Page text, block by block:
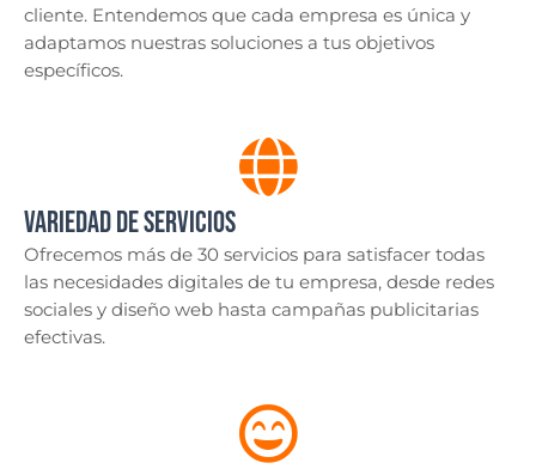
cliente. Entendemos que cada empresa es única y
adaptamos nuestras soluciones a tus objetivos
específicos.
Variedad de Servicios
Ofrecemos más de 30 servicios para satisfacer todas
las necesidades digitales de tu empresa, desde redes
sociales y diseño web hasta campañas publicitarias
efectivas.